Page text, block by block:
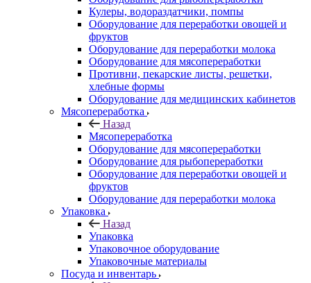
Кулеры, водораздатчики, помпы
Оборудование для переработки овощей и
фруктов
Оборудование для переработки молока
Оборудование для мясопереработки
Противни, пекарские листы, решетки,
хлебные формы
Оборудование для медицинских кабинетов
Мясопереработка
Назад
Мясопереработка
Оборудование для мясопереработки
Оборудование для рыбопереработки
Оборудование для переработки овощей и
фруктов
Оборудование для переработки молока
Упаковка
Назад
Упаковка
Упаковочное оборудование
Упаковочные материалы
Посуда и инвентарь